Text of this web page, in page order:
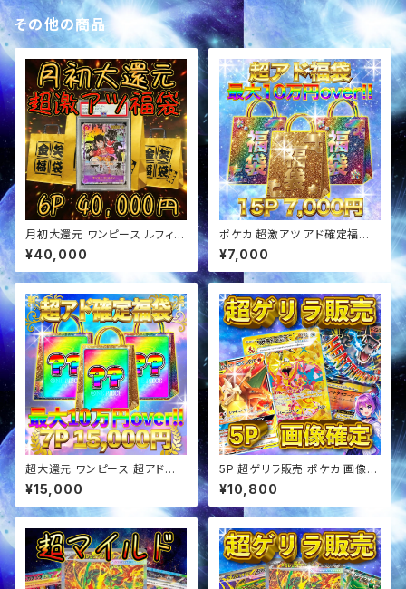
その他の商品
月初大還元 ワンピース ルフィ確
定 超アド確定福袋 オリパ
¥40,000
ポケカ 超激アツ アド確定福袋
オリパ
¥7,000
超大還元 ワンピース 超アド確
定福袋 オリパ
¥15,000
5P 超ゲリラ販売 ポケカ 画像確
定 オリパ
¥10,800